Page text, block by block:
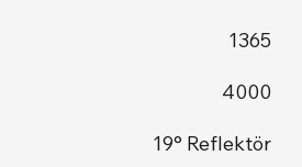
1365
4000
19° Reflektör